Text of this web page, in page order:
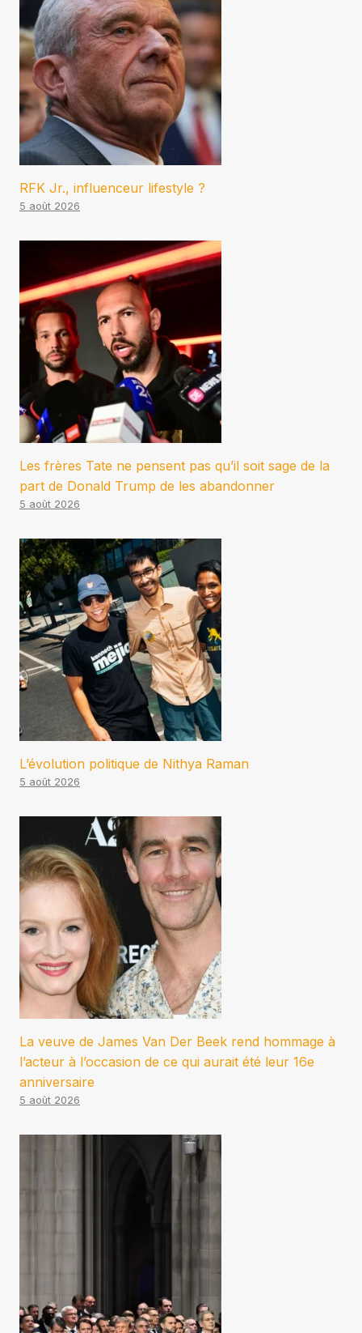
RFK Jr., influenceur lifestyle ?
5 août 2026
Les frères Tate ne pensent pas qu’il soit sage de la
part de Donald Trump de les abandonner
5 août 2026
L’évolution politique de Nithya Raman
5 août 2026
La veuve de James Van Der Beek rend hommage à
l’acteur à l’occasion de ce qui aurait été leur 16e
anniversaire
5 août 2026